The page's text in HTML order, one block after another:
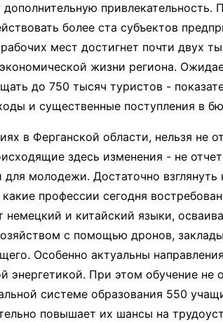
привлекательность.
более ста субъектов
мест достигнет почти двух
жизни региона.
до 750 тысяч туристов -
и существенные поступления в
в Ферганской области, нельзя не
здесь изменения - не
молодежи. Достаточно взглянуть
профессии сегодня
и китайский языки,
с помощью дронов,
Особенно актуальны
энергетикой. При этом обучение не
системе образования 550
повышает их шансы на